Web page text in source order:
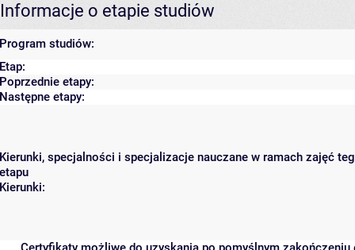
Informacje o etapie studiów
Program studiów:
Etap:
Poprzednie etapy:
Następne etapy:
Kierunki, specjalności i specjalizacje nauczane w ramach zajęć
etapu
Kierunki: